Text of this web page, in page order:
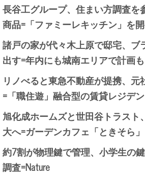
長谷工グループ、住まい方調査を
商品=「ファミーレキッチン」を
諸戸の家が代々木上原で邸宅、ブ
出す=年内にも城南エリアで計画も
リノべると東急不動産が提携、元
=「職住遊」融合型の賃貸レジデ
旭化成ホームズと世田谷トラスト
大へ=ガーデンカフェ「ときそら
約7割が物理鍵で管理、小学生の
調査=Nature